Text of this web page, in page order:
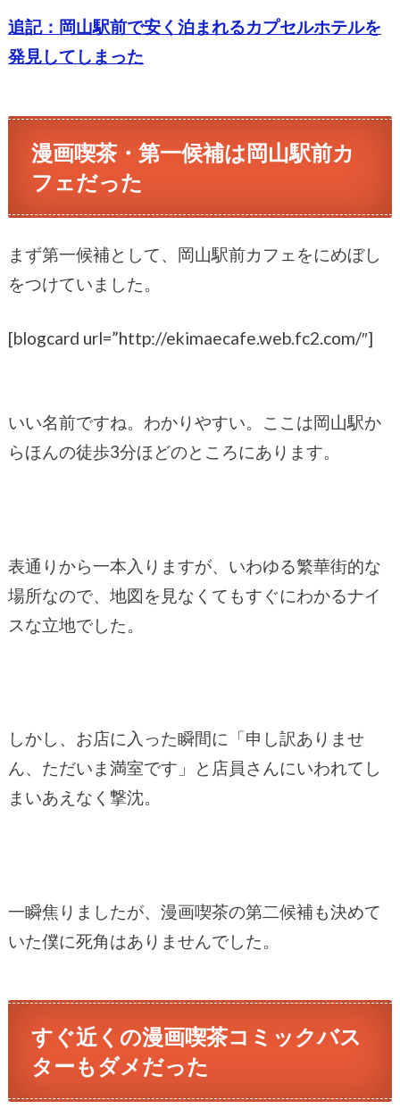
追記：岡山駅前で安く泊まれるカプセルホテルを
発見してしまった
漫画喫茶・第一候補は岡山駅前カ
フェだった
まず第一候補として、岡山駅前カフェをにめぼし
をつけていました。
[blogcard url=”http://ekimaecafe.web.fc2.com/″]
いい名前ですね。わかりやすい。ここは岡山駅か
らほんの徒歩3分ほどのところにあります。
表通りから一本入りますが、いわゆる繁華街的な
場所なので、地図を見なくてもすぐにわかるナイ
スな立地でした。
しかし、お店に入った瞬間に「申し訳ありませ
ん、ただいま満室です」と店員さんにいわれてし
まいあえなく撃沈。
一瞬焦りましたが、漫画喫茶の第二候補も決めて
いた僕に死角はありませんでした。
すぐ近くの漫画喫茶コミックバス
ターもダメだった